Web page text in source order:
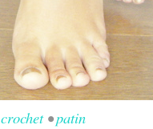
crochet•patin